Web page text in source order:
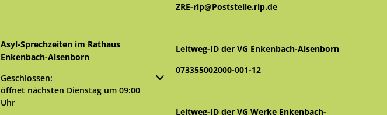
Asyl-Sprechzeiten im Rathaus
Enkenbach-Alsenborn
Klicken, um weitere Öffnungs- oder Schließzeiten auszublenden
Geschlossen:
öffnet nächsten Dienstag um 09:00
Uhr
ZRE-rlp@Poststelle.rlp.de
Leitweg-ID der VG Enkenbach-Alsenborn
073355002000-001-12
Leitweg-ID der VG Werke Enkenbach-